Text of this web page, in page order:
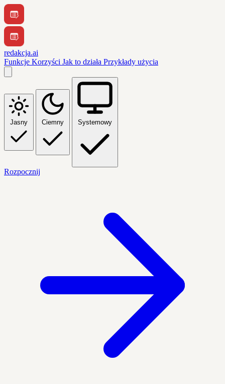
redakcja.ai
Funkcje Korzyści Jak to działa Przykłady użycia
Jasny Ciemny Systemowy
Rozpocznij